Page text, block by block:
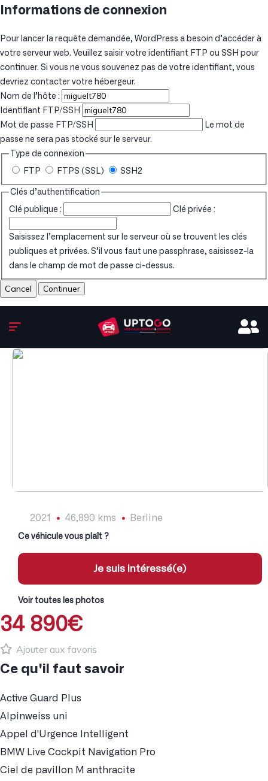
Informations de connexion
Pour lancer la requête demandée, WordPress a besoin d’accéder à
votre serveur web. Veuillez saisir votre identifiant FTP ou SSH pour
continuer. Si vous ne vous souvenez pas de votre identifiant, vous
devriez contacter votre hébergeur.
Nom de l’hôte :
Identifiant FTP/SSH
Mot de passe FTP/SSH
Le mot de
passe ne sera pas stocké sur le serveur.
Type de connexion
FTP FTPS (SSL) SSH2
Clés d’authentification
Clé publique : Clé privée :
Saisissez l’emplacement sur le serveur où se trouvent les clés
publiques et privées. S’il vous faut une passphrase, saisissez-la
dans le champ de mot de passe ci-dessus.
Cancel
2021 46,890 kms Berline
Ce véhicule vous plaît ?
Je suis intéressé(e)
Voir toutes les photos
34 890€
Ajouter aux favoris
Ce qu'il faut savoir
Active Guard Plus
Alpinweiss uni
Appel d'Urgence Intelligent
BMW Live Cockpit Navigation Pro
Ciel de pavillon M anthracite